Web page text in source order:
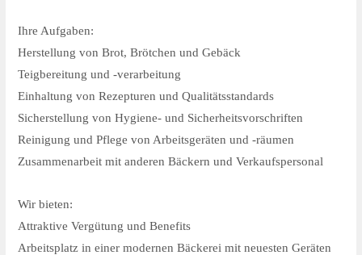
Ihre Aufgaben:
Herstellung von Brot, Brötchen und Gebäck
Teigbereitung und -verarbeitung
Einhaltung von Rezepturen und Qualitätsstandards
Sicherstellung von Hygiene- und Sicherheitsvorschriften
Reinigung und Pflege von Arbeitsgeräten und -räumen
Zusammenarbeit mit anderen Bäckern und Verkaufspersonal
Wir bieten:
Attraktive Vergütung und Benefits
Arbeitsplatz in einer modernen Bäckerei mit neuesten Geräten